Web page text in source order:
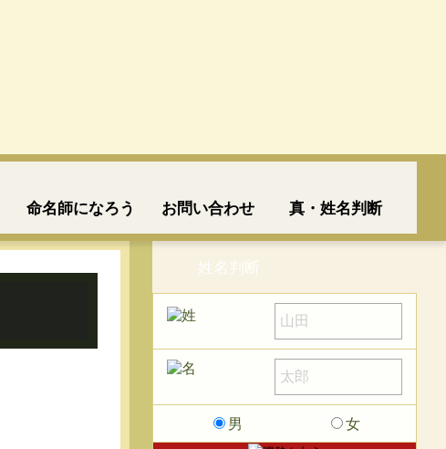
命名師になろう お問い合わせ 真・姓名判断
姓名判断
男 女